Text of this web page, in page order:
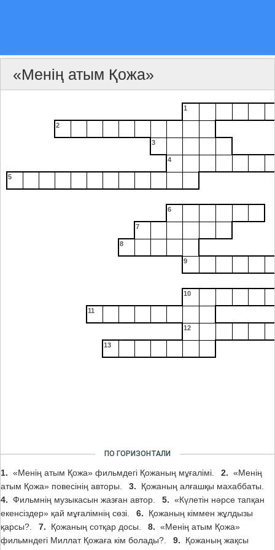
«Менің атым Қожа»
1
2
3
4
5
6
7
8
9
10
11
12
13
ПО ГОРИЗОНТАЛИ
1. «Менің атым Қожа» фильмдегі Қожаның мұғалімі. 2. «Менің
атым Қожа» повесінің авторы.
3.
Қожаның алғашқы махаббаты.
4. Фильмнің музыкасын жазған автор. 5. «Күлетін нәрсе тапқан
екенсіздер» қай мұғалімнің сөзі.
6.
Қожаның кіммен жұлдызы
қарсы?.
7. Қожаның сотқар досы. 8. «Менің атым Қожа»
фильмндегі Миллат Қожаға кім болады?.
9.
Қожаның жақсы